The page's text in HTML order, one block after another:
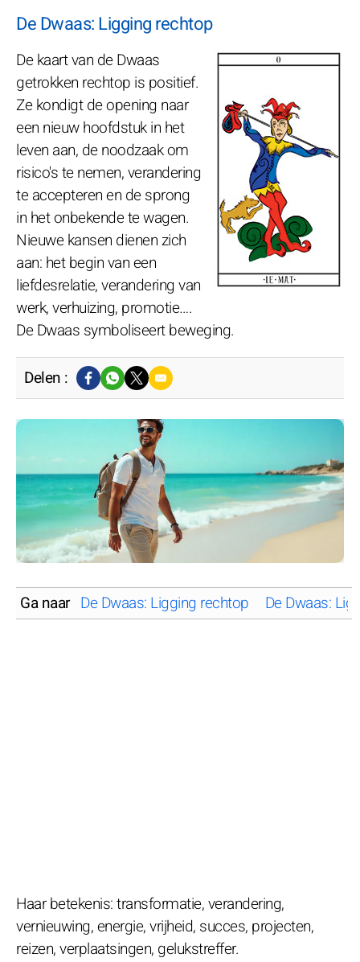
De Dwaas: Ligging rechtop
De kaart van de Dwaas
getrokken rechtop is positief.
Ze kondigt de opening naar
een nieuw hoofdstuk in het
leven aan, de noodzaak om
risico's te nemen, verandering
te accepteren en de sprong
in het onbekende te wagen.
Nieuwe kansen dienen zich
aan: het begin van een
liefdesrelatie, verandering van
werk, verhuizing, promotie….
De Dwaas symboliseert beweging.
Delen :
Ga naar De Dwaas: Ligging rechtop De Dwaas:
Haar betekenis: transformatie, verandering,
vernieuwing, energie, vrijheid, succes, projecten,
reizen, verplaatsingen, gelukstreffer.